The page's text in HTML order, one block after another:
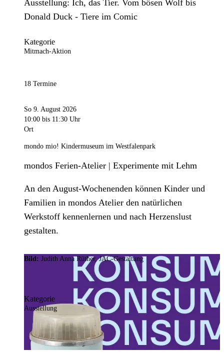
Ausstellung: Ich, das Tier. Vom bösen Wolf bis
Donald Duck - Tiere im Comic
Kategorie
Mitmach-Aktion
18 Termine
So 9. August 2026
10:00 bis 11:30 Uhr
Ort
mondo mio! Kindermuseum im Westfalenpark
mondos Ferien-Atelier | Experimente mit Lehm
An den August-Wochenenden können Kinder und
Familien in mondos Atelier den natürlichen
Werkstoff kennenlernen und nach Herzenslust
gestalten.
Bild: Judith Anna Rüther, JAC-Gestaltung
Kategorie
Ausstellung